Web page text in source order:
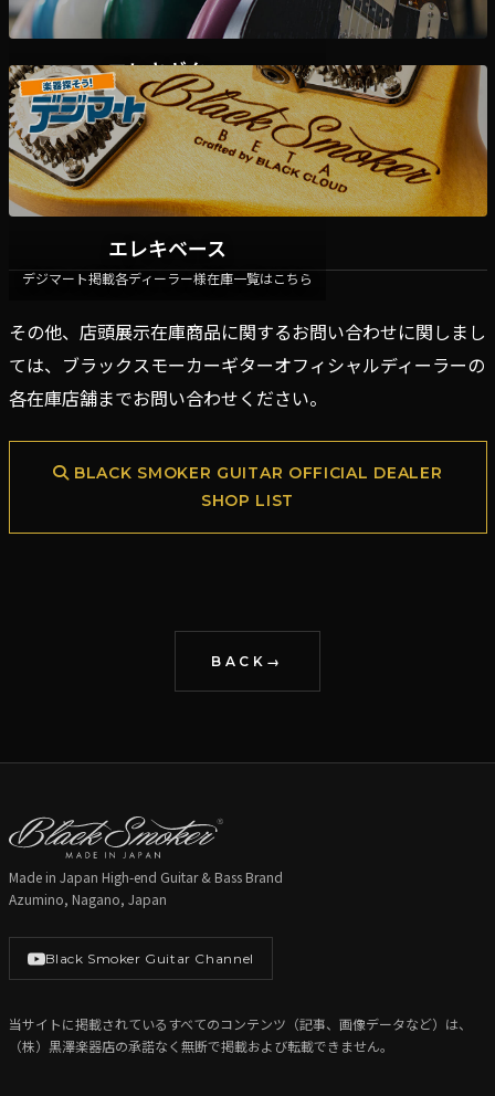
エレキギター
デジマート掲載各ディーラー様在庫一覧はこちら
エレキベース
デジマート掲載各ディーラー様在庫一覧はこちら
その他、店頭展示在庫商品に関するお問い合わせに関しまし
ては、ブラックスモーカーギターオフィシャルディーラーの
各在庫店舗までお問い合わせください。
BLACK SMOKER GUITAR OFFICIAL DEALER
SHOP LIST
BACK
Made in Japan High-end Guitar & Bass Brand
Azumino, Nagano, Japan
Black Smoker Guitar Channel
当サイトに掲載されているすべてのコンテンツ（記事、画像データなど）は、
（株）黒澤楽器店の承諾なく無断で掲載および転載できません。